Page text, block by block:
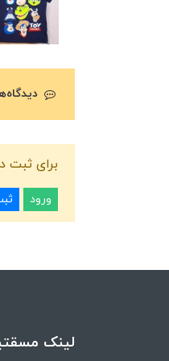
برای ثبت
ورود
لینک